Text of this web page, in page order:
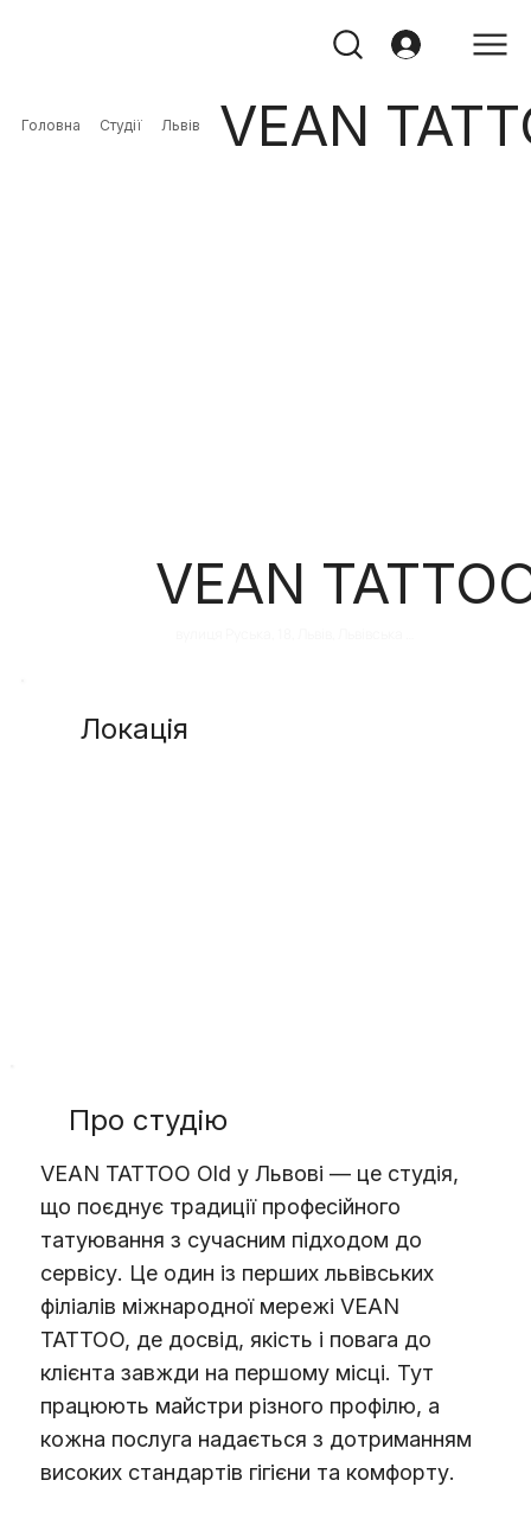
Головна Студії Львів VEAN
VEAN
Локація
Про студію
VEAN TATTOO Old у Львові — це студія,
що поєднує традиції професійного
татуювання з сучасним підходом до
сервісу. Це один із перших львівських
філіалів міжнародної мережі VEAN
TATTOO, де досвід, якість і повага до
клієнта завжди на першому місці. Тут
працюють майстри різного профілю, а
кожна послуга надається з дотриманням
високих стандартів гігієни та комфорту.